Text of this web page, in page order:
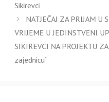
Sikirevci
NATJEČAJ ZA PRIJAM U
VRIJEME U JEDINSTVENI
SIKIREVCI NA PROJEKTU
zajednicu“